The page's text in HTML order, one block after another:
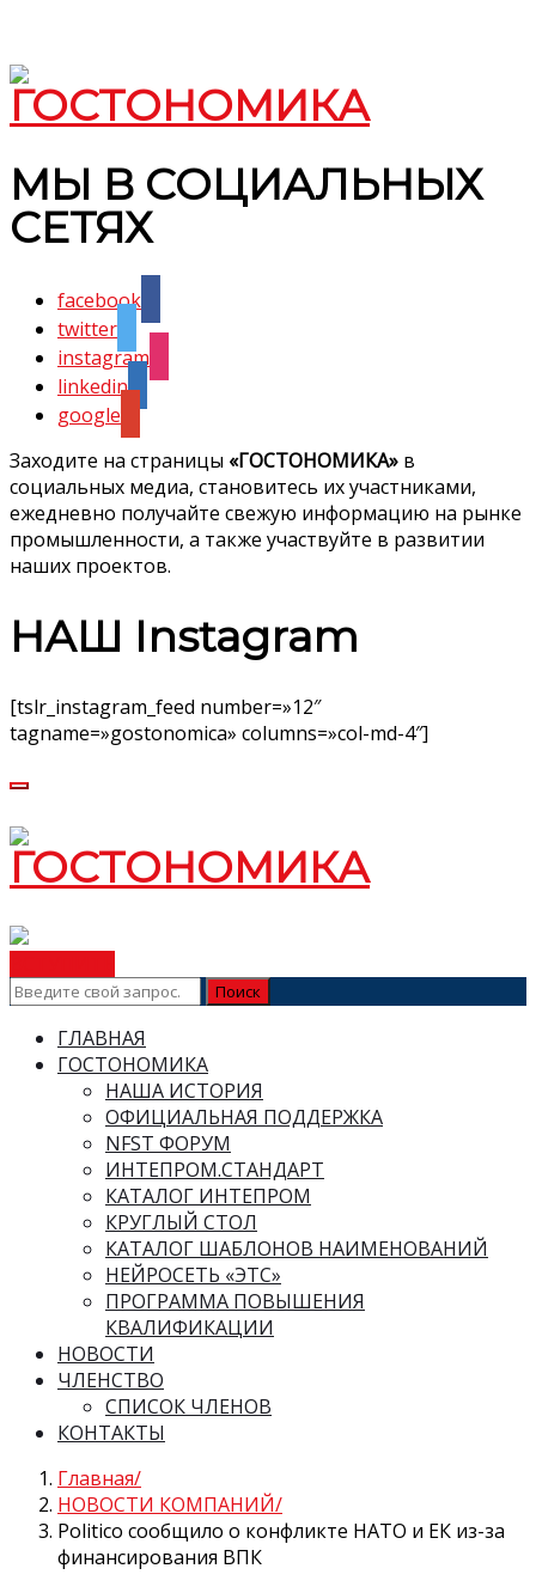
МЫ В СОЦИАЛЬНЫХ
СЕТЯХ
facebook
twitter
instagram
linkedin
google
Заходите на страницы «ГОСТОНОМИКА» в
социальных медиа, становитесь их участниками,
ежедневно получайте свежую информацию на рынке
промышленности, а также участвуйте в развитии
наших проектов.
НАШ Instagram
[tslr_instagram_feed number=»12″
tagname=»gostonomica» columns=»col-md-4″]
ГЛАВНАЯ
ГОСТОНОМИКА
НАША ИСТОРИЯ
ОФИЦИАЛЬНАЯ ПОДДЕРЖКА
NFST ФОРУМ
ИНТЕПРОМ.СТАНДАРТ
КАТАЛОГ ИНТЕПРОМ
КРУГЛЫЙ СТОЛ
КАТАЛОГ ШАБЛОНОВ НАИМЕНОВАНИЙ
НЕЙРОСЕТЬ «ЭТС»
ПРОГРАММА ПОВЫШЕНИЯ
КВАЛИФИКАЦИИ
НОВОСТИ
ЧЛЕНСТВО
СПИСОК ЧЛЕНОВ
КОНТАКТЫ
Главная
НОВОСТИ КОМПАНИЙ
Politico сообщило о конфликте НАТО и ЕК из-за
финансирования ВПК